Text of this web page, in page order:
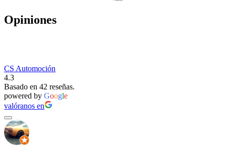
Opiniones
CS Automoción
4.3
Basado en 42 reseñas.
powered by Google
valóranos en